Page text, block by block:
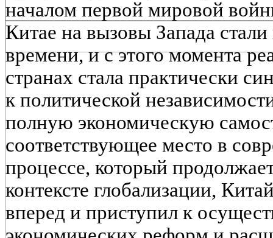
началом первой мировой
Китае на вызовы Запада
времени, и с этого момента
странах стала практически
к политической
полную экономическую
соответствующее место в
процессе, который
контексте глобализации,
вперед и приступил к